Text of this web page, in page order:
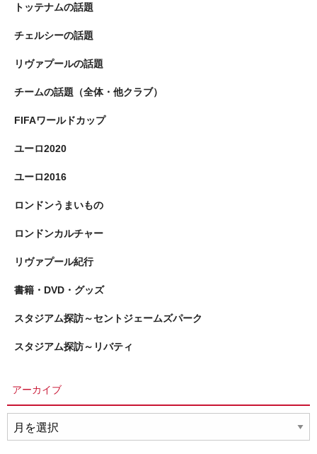
トッテナムの話題
チェルシーの話題
リヴァプールの話題
チームの話題（全体・他クラブ）
FIFAワールドカップ
ユーロ2020
ユーロ2016
ロンドンうまいもの
ロンドンカルチャー
リヴァプール紀行
書籍・DVD・グッズ
スタジアム探訪～セントジェームズパーク
スタジアム探訪～リバティ
アーカイブ
ー